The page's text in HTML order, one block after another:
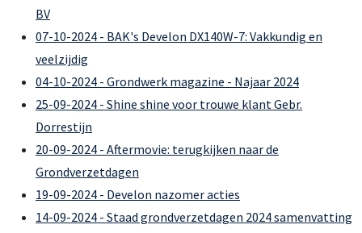
BV
07-10-2024 - BAK's Develon DX140W-7: Vakkundig en
veelzijdig
04-10-2024 - Grondwerk magazine - Najaar 2024
25-09-2024 - Shine shine voor trouwe klant Gebr.
Dorrestijn
20-09-2024 - Aftermovie: terugkijken naar de
Grondverzetdagen
19-09-2024 - Develon nazomer acties
14-09-2024 - Staad grondverzetdagen 2024 samenvatting